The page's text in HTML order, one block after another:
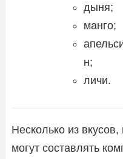
дыня;
манго;
н;
личи.
Несколько из
могут составлять